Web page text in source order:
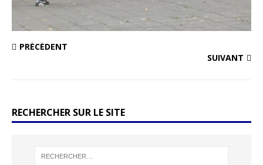
PRÉCÉDENT
SUIVANT
RECHERCHER SUR LE SITE